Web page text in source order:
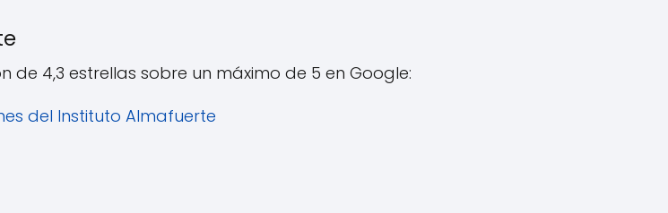
de 4,3 estrellas sobre un máximo de 5 en Google:
del Instituto Almafuerte